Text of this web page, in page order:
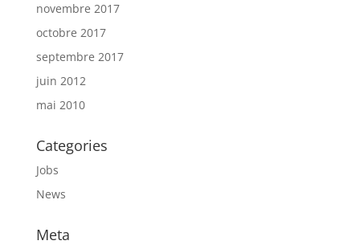
novembre 2017
octobre 2017
septembre 2017
juin 2012
mai 2010
Categories
Jobs
News
Meta